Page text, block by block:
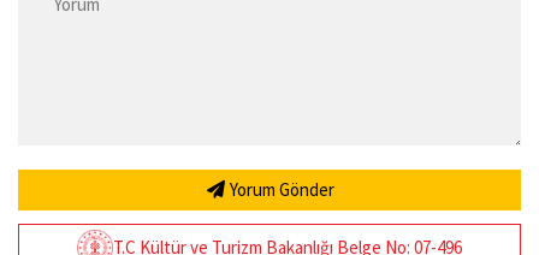
Yorum Gönder
T.C Kültür ve Turizm Bakanlığı Belge No: 07-496